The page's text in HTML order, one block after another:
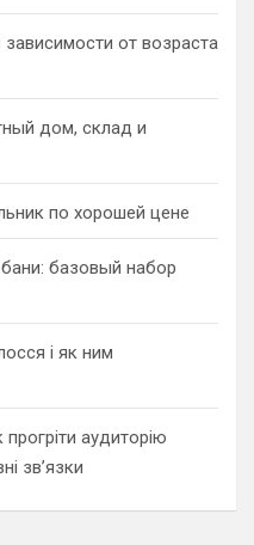
от возраста
дом, склад и
по хорошей цене
базовый набор
і як ним
аудиторію
зв’язки